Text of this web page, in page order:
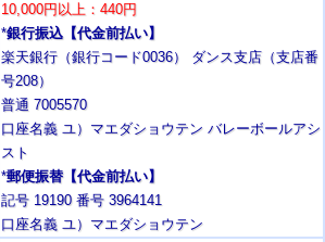
10,000円以上：440円
*銀行振込【代金前払い】
楽天銀行（銀行コード0036） ダンス支店（支店番
号208）
普通 7005570
口座名義 ユ）マエダショウテン バレーボールアシ
スト
*郵便振替【代金前払い】
記号 19190 番号 3964141
口座名義 ユ）マエダショウテン